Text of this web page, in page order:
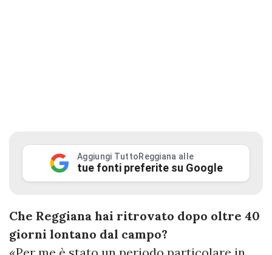
Aggiungi TuttoReggiana alle
tue fonti preferite su Google
Che Reggiana hai ritrovato dopo oltre 40
giorni lontano dal campo?